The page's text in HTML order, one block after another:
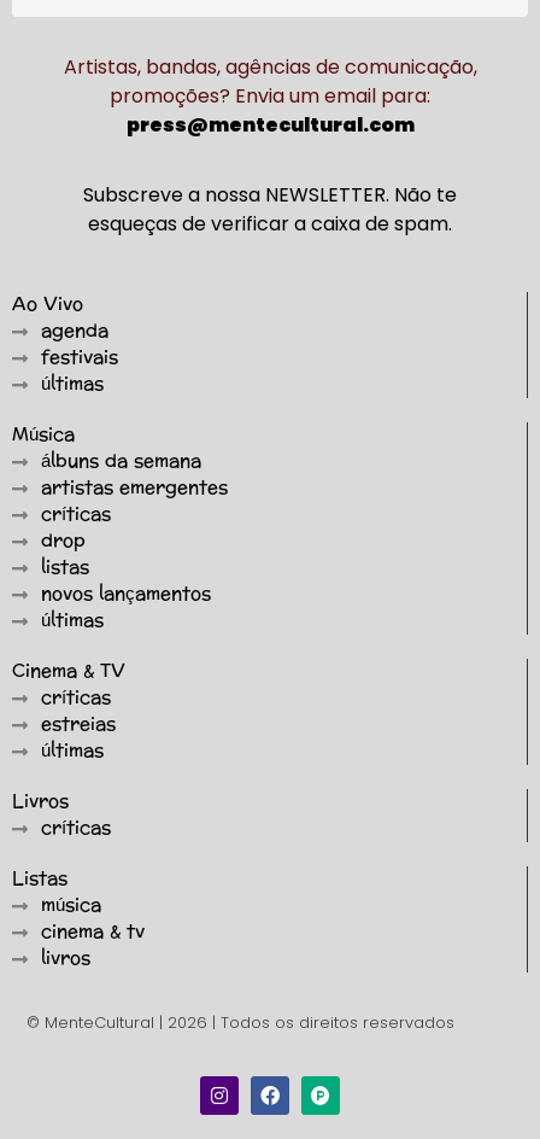
Artistas, bandas, agências de comunicação,
promoções? Envia um email para:
press@mentecultural.com
Subscreve a nossa NEWSLETTER. Não te
esqueças de verificar a caixa de spam.
Ao Vivo
agenda
festivais
últimas
Música
álbuns da semana
artistas emergentes
críticas
drop
listas
novos lançamentos
últimas
Cinema & TV
críticas
estreias
últimas
Livros
críticas
Listas
música
cinema & tv
livros
© MenteCultural | 2026 | Todos os direitos reservados